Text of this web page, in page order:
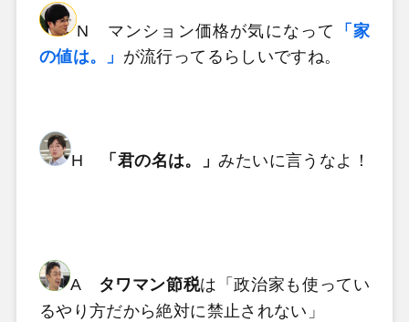
N マンション価格が気になって
「家
の値は。」 が流行ってるらしいですね。
H 「君の名は。」みたいに言うなよ！
A タワマン節税は「政治家も使ってい
るやり方だから絶対に禁止されない」